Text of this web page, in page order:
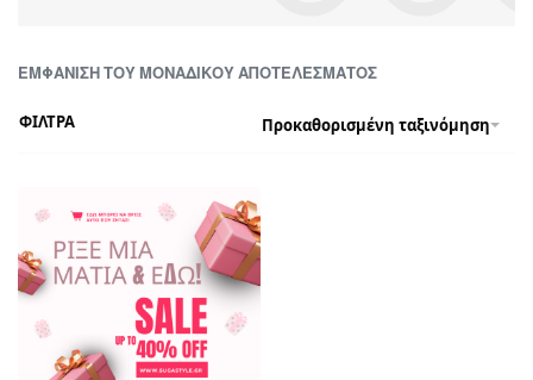
ΕΜΦΆΝΙΣΗ ΤΟΥ ΜΟΝΑΔΙΚΟΎ ΑΠΟΤΕΛΈΣΜΑΤΟΣ
Προκαθορισμένη ταξινόμηση
ΦΙΛΤΡΑ